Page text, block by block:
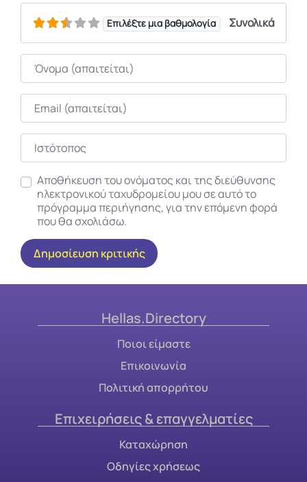
Επιλέξτε μια βαθμολογία Συνολικά
Όνομα
Email
Ιστότοπος
Αποθήκευση του ονόματος και της διεύθυνσης
ηλεκτρονικού ταχυδρομείου μου σε αυτό το
πρόγραμμα περιήγησης, για την επόμενη φορά
που θα σχολιάσω.
Hellas.Directory
Ποιοι είμαστε
Επικοινωνία
Πολιτική απορρήτου
Επιχειρήσεις & επαγγελματίες
Καταχώρηση
Οδηγίες χρήσεως